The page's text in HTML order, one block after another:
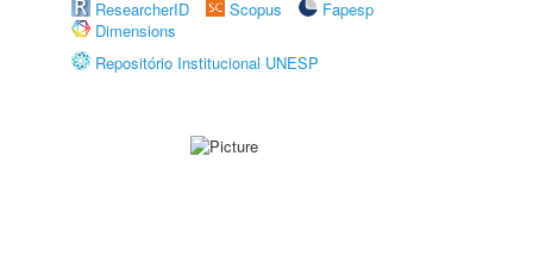
ResearcherID
Scopus
Fapesp
Dimensions
Repositório Institucional UNESP